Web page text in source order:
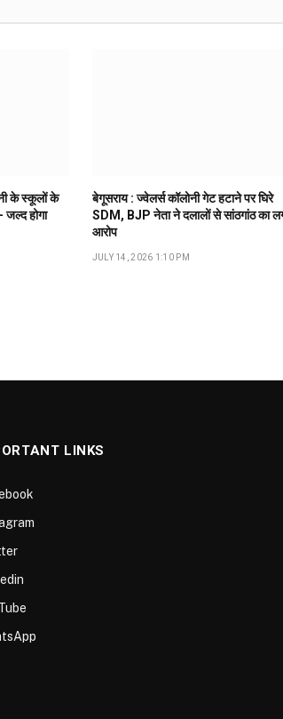
के स्कूलों के
जल्द होगा
बेगूसराय : ज्वेलर्स कॉलोनी गेट हटाने पर घिरे
SDM, BJP नेता ने दलालों से सांठगांठ का
आरोप
JULY 14, 2026 1:10 PM
LINKS